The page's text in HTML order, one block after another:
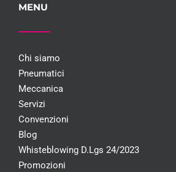
MENU
Chi siamo
Pneumatici
Meccanica
Servizi
Convenzioni
Blog
Whisteblowing D.Lgs 24/2023
Promozioni